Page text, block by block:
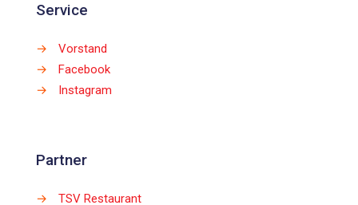
Service
→
Vorstand
→
Facebook
→
Instagram
Partner
→ TSV Restaurant